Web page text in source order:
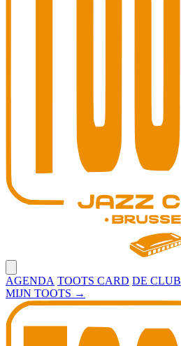
AGENDA TOOTS CARD DE CLUB
MIJN TOOTS →
Toots Jazz Club